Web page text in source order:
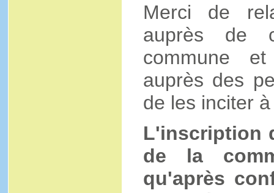
Merci de
auprès de
commune
auprès des
de les inciter
L'inscription
de la
qu'après